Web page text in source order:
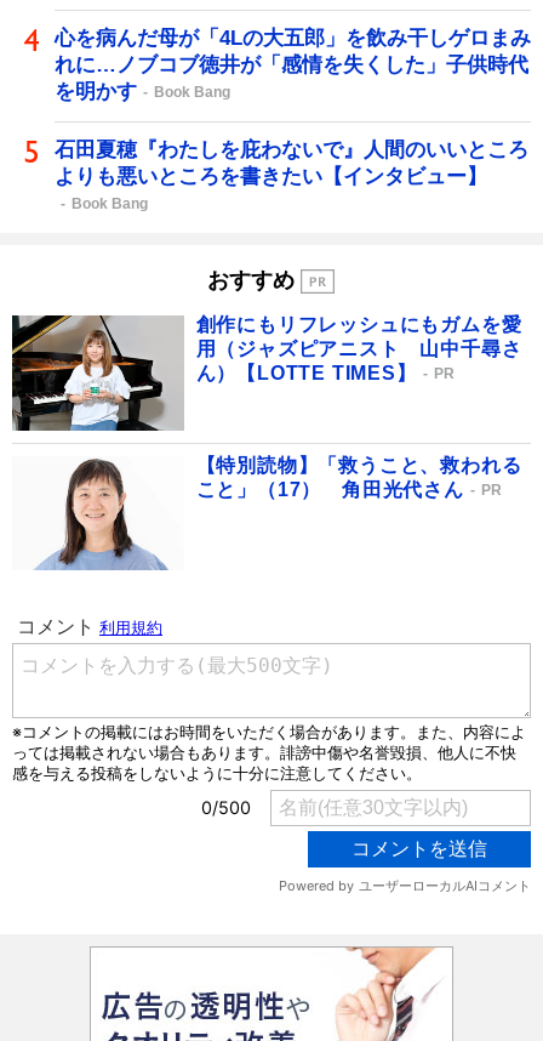
心を病んだ母が「4Lの大五郎」を飲み干しゲロまみ
れに…ノブコブ徳井が「感情を失くした」子供時代
を明かす
Book Bang
石田夏穂『わたしを庇わないで』人間のいいところ
よりも悪いところを書きたい【インタビュー】
Book Bang
おすすめ
創作にもリフレッシュにもガムを愛
用（ジャズピアニスト 山中千尋さ
ん）【LOTTE TIMES】
PR
【特別読物】「救うこと、救われる
こと」（17） 角田光代さん
PR